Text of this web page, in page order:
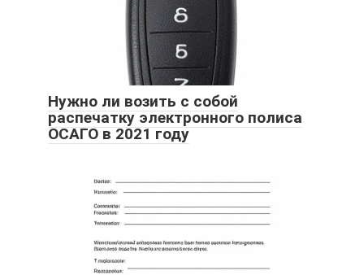
Нужно ли возить с собой
распечатку электронного полиса
ОСАГО в 2021 году